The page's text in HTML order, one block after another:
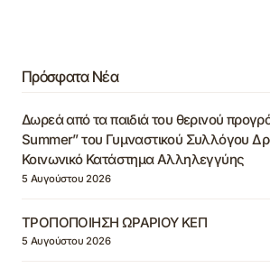
Πρόσφατα Νέα
Δωρεά από τα παιδιά του θερινού
Summer” του Γυμναστικού Συλλόγου
Κοινωνικό Κατάστημα Αλληλεγγύης
5 Αυγούστου 2026
ΤΡΟΠΟΠΟΙΗΣΗ ΩΡΑΡΙΟΥ ΚΕΠ
5 Αυγούστου 2026